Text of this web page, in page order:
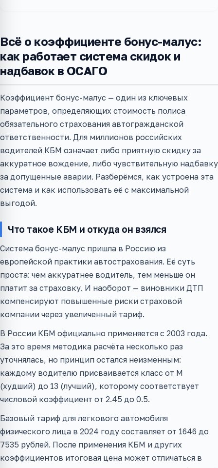
Всё о коэффициенте бонус-малус:
как работает система скидок и
надбавок в ОСАГО
Коэффициент бонус-малус — один из ключевых
параметров, определяющих стоимость полиса
обязательного страхования автогражданской
ответственности. Для миллионов российских
водителей КБМ означает либо приятную скидку за
аккуратное вождение, либо чувствительную надбавку
за допущенные аварии. Разберёмся, как устроена эта
система и как использовать её с максимальной
выгодой.
Что такое КБМ и откуда он взялся
Система бонус-малус пришла в Россию из
европейской практики автострахования. Её суть
проста: чем аккуратнее водитель, тем меньше он
платит за страховку. И наоборот — виновники ДТП
компенсируют повышенные риски страховой
компании через увеличенный тариф.
В России КБМ официально применяется с 2003 года.
За это время методика расчёта несколько раз
уточнялась, но принцип остался неизменным:
каждому водителю присваивается класс от M
(худший) до 13 (лучший), которому соответствует
числовой коэффициент от 2.45 до 0.5.
Базовый тариф для легкового автомобиля
физического лица в 2024 году составляет от 1646 до
7535 рублей. После применения КБМ и других
коэффициентов итоговая цена может отличаться в